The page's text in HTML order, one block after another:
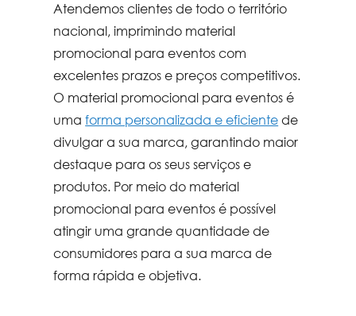
Atendemos clientes de todo o território
nacional, imprimindo material
promocional para eventos com
excelentes prazos e preços competitivos.
O material promocional para eventos é
umaforma personalizada e eficiente de
divulgar a sua marca, garantindo maior
destaque para os seus serviços e
produtos. Por meio do material
promocional para eventos é possível
atingir uma grande quantidade de
consumidores para a sua marca de
forma rápida e objetiva.